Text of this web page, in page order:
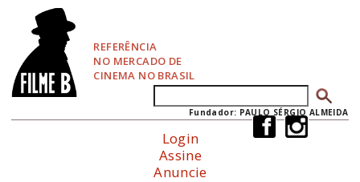
REFERÊNCIA
NO MERCADO DE
CINEMA NO BRASIL
Formulário de busca
Fundador: PAULO SÉRGIO ALMEIDA
Login
Assine
Anuncie